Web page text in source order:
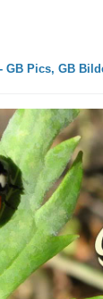
GB Pics, GB